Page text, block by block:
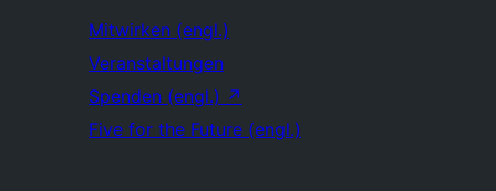
Mitwirken (engl.)
Veranstaltungen
Spenden (engl.) ↗
Five for the Future (engl.)